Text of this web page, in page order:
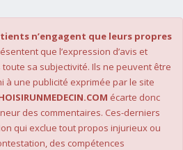
n’engagent que leurs propres
que l’expression d’avis et
toute sa subjectivité. Ils ne peuvent être
à une publicité exprimée par le site
écarte donc
des commentaires. Ces-derniers
qui exclue tout propos injurieux ou
des compétences